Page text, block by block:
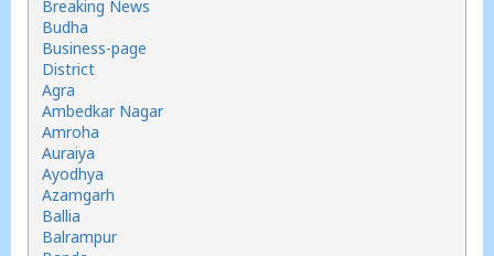
Breaking News
Budha
Business-page
District
Agra
Ambedkar Nagar
Amroha
Auraiya
Ayodhya
Azamgarh
Ballia
Balrampur